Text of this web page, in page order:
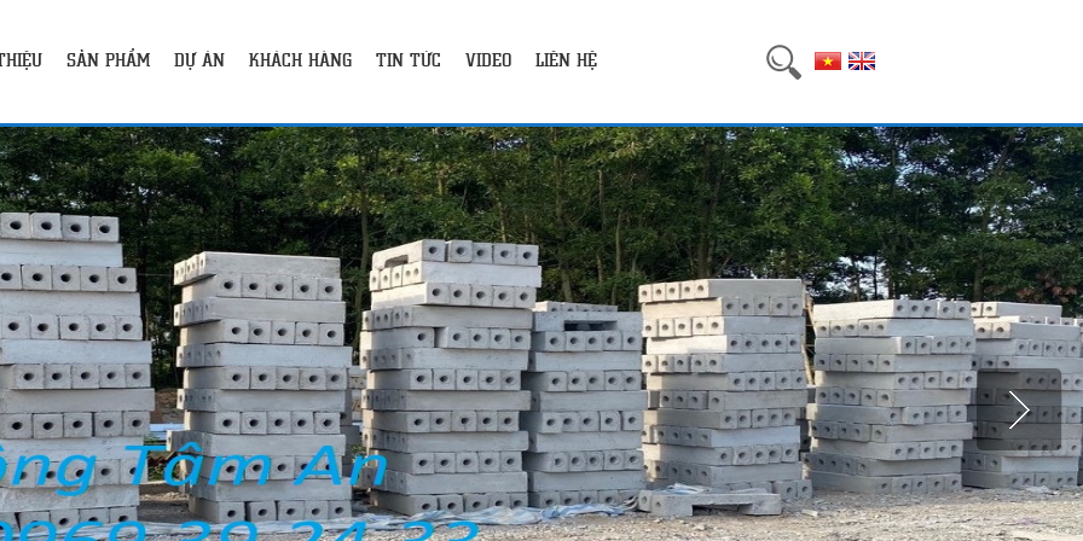
SẢN PHẨM DỰ ÁN KHÁCH HÀNG TIN TỨC VIDEO LIÊN HỆ